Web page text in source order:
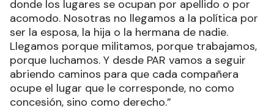
donde los lugares se ocupan por apellido o por
acomodo. Nosotras no llegamos a la política por
ser la esposa, la hija o la hermana de nadie.
Llegamos porque militamos, porque trabajamos,
porque luchamos. Y desde PAR vamos a seguir
abriendo caminos para que cada compañera
ocupe el lugar que le corresponde, no como
concesión, sino como derecho.”